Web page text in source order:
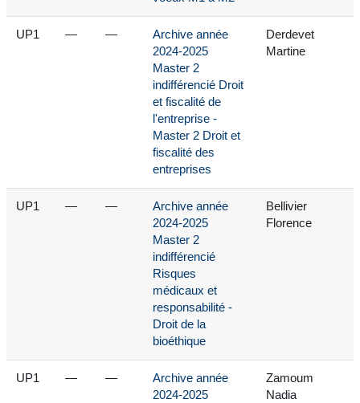
UP1 — —
Archive année
2024-2025
Master 2
indifférencié Droit
et fiscalité de
l'entreprise -
Master 2 Droit et
fiscalité des
entreprises
Derdevet
Martine
UP1 — —
Archive année
2024-2025
Master 2
indifférencié
Risques
médicaux et
responsabilité -
Droit de la
bioéthique
Bellivier
Florence
UP1 — —
Archive année
2024-2025
Zamoum
Nadia